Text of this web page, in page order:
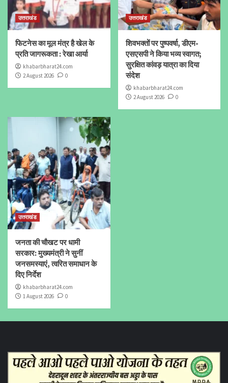
उत्तराखंड
फिटनेस का मूल मंत्र है खेल के
प्रति जागरूकता : रेखा आर्या
khabarbharat24.com
2 August 2026
0
उत्तराखंड
शिवभक्तों पर पुष्पवर्षा, डीएम-
एसएसपी ने किया भव्य स्वागत;
सुरक्षित कांवड़ यात्रा का दिया
संदेश
khabarbharat24.com
2 August 2026
0
उत्तराखंड
जनता की चौखट पर धामी
सरकार: मुख्यमंत्री ने सुनीं
जनसमस्याएं, त्वरित समाधान के
दिए निर्देश
khabarbharat24.com
1 August 2026
0